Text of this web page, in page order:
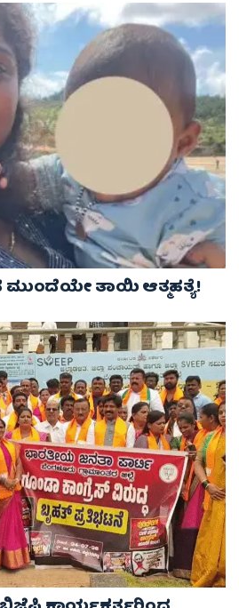
ಮುಂದೆಯೇ ತಾಯಿ ಆತ್ಮಹತ್ಯೆ!